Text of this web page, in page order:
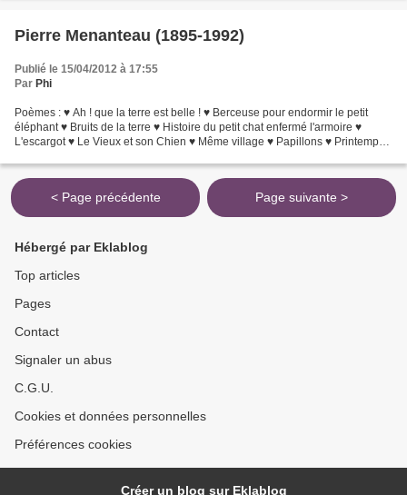
Pierre Menanteau (1895-1992)
Publié le 15/04/2012 à 17:55
Par Phi
Poèmes : ♥ Ah ! que la terre est belle ! ♥ Berceuse pour endormir le petit
éléphant ♥ Bruits de la terre ♥ Histoire du petit chat enfermé l'armoire ♥
L'escargot ♥ Le Vieux et son Chien ♥ Même village ♥ Papillons ♥ Printemps
< Page précédente Page suivante >
Hébergé par Eklablog
Top articles
Pages
Contact
Signaler un abus
C.G.U.
Cookies et données personnelles
Préférences cookies
Créer un blog sur Eklablog